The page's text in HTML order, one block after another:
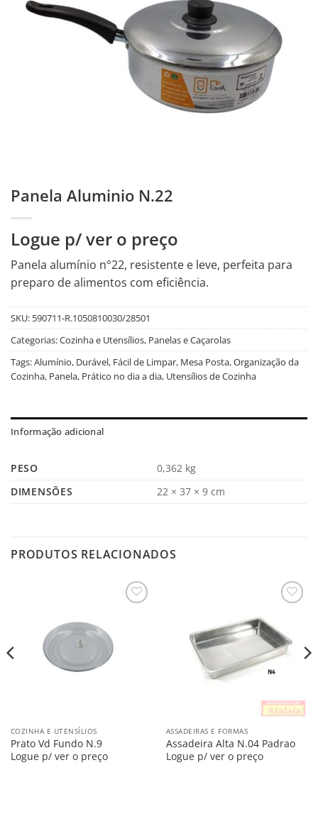
Panela Aluminio N.22
Logue p/ ver o preço
Panela alumínio n°22, resistente e leve, perfeita para
preparo de alimentos com eficiência.
SKU: 590711-R.1050810030/28501
Categorias:Cozinha e Utensílios, Panelas e Caçarolas
Tags:Alumínio, Durável, Fácil de Limpar, Mesa Posta,Organização da
Cozinha, Panela, Prático no dia a dia, Utensílios de Cozinha
Informação adicional
PESO
0,362 kg
DIMENSÕES
22 × 37 × 9 cm
PRODUTOS RELACIONADOS
COZINHA E UTENSÍLIOS
Prato Vd Fundo N.9
Logue p/ ver o preço
Lista
ASSADEIRAS E FORMAS
Assadeira Alta N.04 Padrao
Logue p/ ver o preço